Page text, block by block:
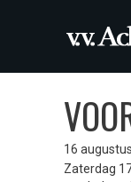
16
Zaterdag